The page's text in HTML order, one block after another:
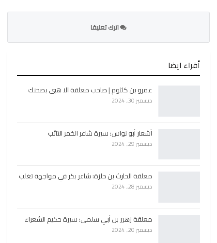
اترك تعليقا
أقراء ايضا
عمرو بن كلثوم | صاحب معلقة الا هبي بصحنك
ديسمبر 30, 2024
أشعار أبو نواس: سيرة شاعر الخمر التائب
ديسمبر 29, 2024
معلقة الحارث بن حلزة: شاعر بكر في مواجهة تغلب
ديسمبر 28, 2024
معلقة زهير بن أبي سلمى: سيرة حكيم الشعراء
ديسمبر 20, 2024